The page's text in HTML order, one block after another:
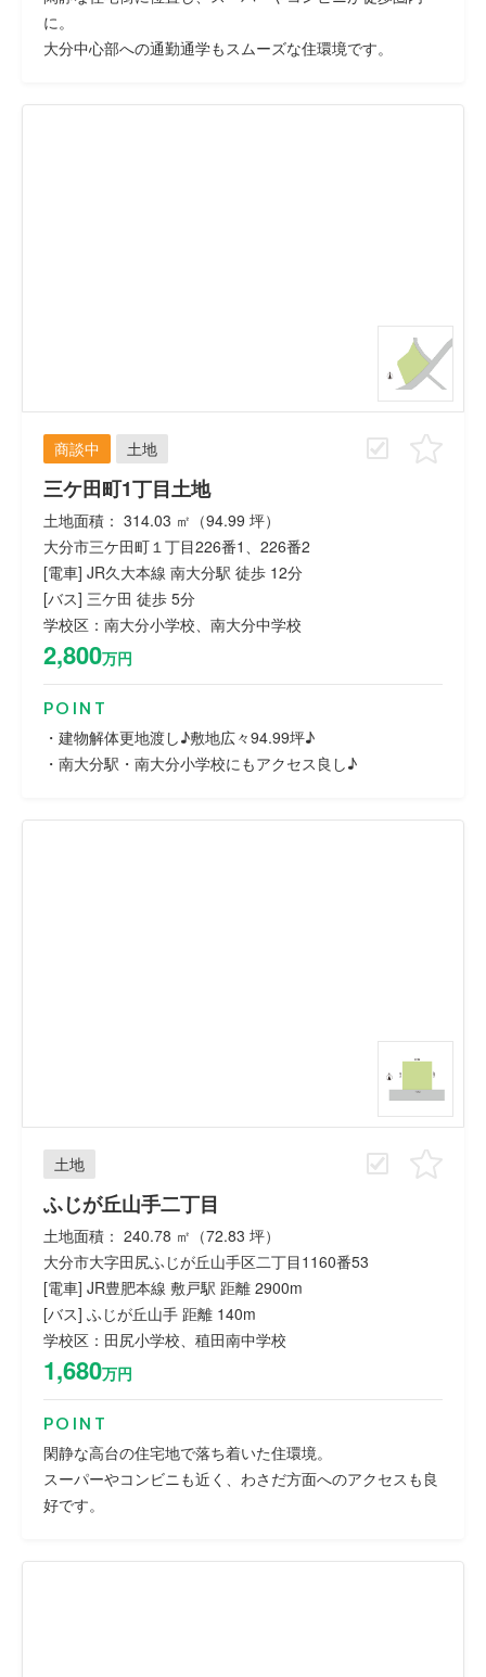
に。
大分中心部への通勤通学もスムーズな住環境です。
商談中 土地
三ケ田町1丁目土地
土地面積： 314.03 ㎡（94.99 坪）
大分市三ケ田町１丁目226番1、226番2
[電車] JR久大本線 南大分駅 徒歩 12分
[バス] 三ケ田 徒歩 5分
学校区：南大分小学校、南大分中学校
2,800万円
POINT
・建物解体更地渡し♪敷地広々94.99坪♪
・南大分駅・南大分小学校にもアクセス良し♪
土地
ふじが丘山手二丁目
土地面積： 240.78 ㎡（72.83 坪）
大分市大字田尻ふじが丘山手区二丁目1160番53
[電車] JR豊肥本線 敷戸駅 距離 2900m
[バス] ふじが丘山手 距離 140m
学校区：田尻小学校、稙田南中学校
1,680万円
POINT
閑静な高台の住宅地で落ち着いた住環境。
スーパーやコンビニも近く、わさだ方面へのアクセスも良
好です。